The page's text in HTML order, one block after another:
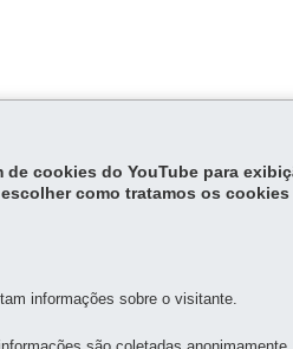
cookies do YouTube para
como tratamos os cookies
informações sobre o visitante.